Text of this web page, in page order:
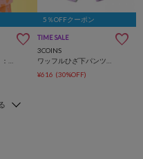
5％OFFクーポン
TIME SALE
3COINS
¥616 (30%OFF)